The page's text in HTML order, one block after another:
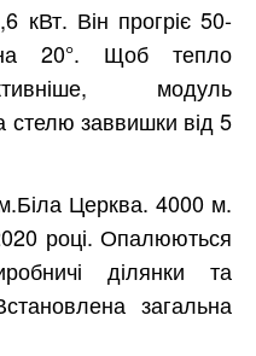
кВт. Він прогріє 50-
20°. Щоб тепло
модуль
стелю заввишки від 5
Церква. 4000 м.
році. Опалюються
ділянки та
загальна